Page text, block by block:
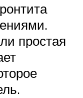
простая